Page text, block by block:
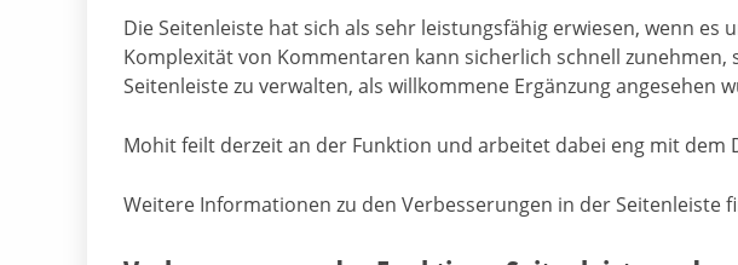
Die Seitenleiste hat sich als sehr leistungsfähig erwiesen, wenn es
Komplexität von Kommentaren kann sicherlich schnell zunehmen,
Seitenleiste zu verwalten, als willkommene Ergänzung angesehen
Mohit feilt derzeit an der Funktion und arbeitet dabei eng mit dem
Weitere Informationen zu den Verbesserungen in der Seitenleiste